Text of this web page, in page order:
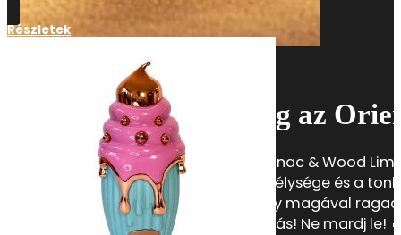
Részletek
Luxus minden cseppjében
Limitált különlegesség az
Fedezd fel az Oriental Collection Cognac & Wood
aromás füstössége, a praliné édes mélysége és a
illatélményt nyújtanak. Egy illat, amely magával
mennyiségben kapható, Limitált Kiadás! Ne mardj le!